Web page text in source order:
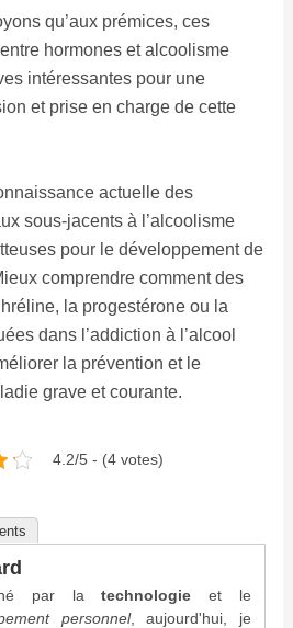
qu’aux prémices, ces
hormones et alcoolisme
intéressantes pour une
et prise en charge de cette
actuelle des
sous-jacents à l’alcoolisme
pour le développement de
comprendre comment des
la progestérone ou la
dans l’addiction à l’alcool
la prévention et le
grave et courante.
4.2/5 - (4 votes)
par latechnologie et le
personnel, aujourd'hui, je